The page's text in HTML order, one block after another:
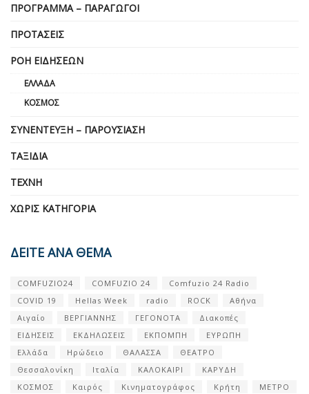
ΠΡΌΓΡΑΜΜΑ – ΠΑΡΑΓΩΓΟΊ
ΠΡΟΤΆΣΕΙΣ
ΡΟΉ ΕΙΔΉΣΕΩΝ
ΕΛΛΆΔΑ
ΚΌΣΜΟΣ
ΣΥΝΈΝΤΕΥΞΗ – ΠΑΡΟΥΣΊΑΣΗ
ΤΑΞΊΔΙΑ
ΤΈΧΝΗ
ΧΩΡΊΣ ΚΑΤΗΓΟΡΊΑ
ΔΕΙΤΕ ΑΝΑ ΘΕΜΑ
COMFUZIO24 COMFUZIO 24
Comfuzio 24 Radio
COVID 19
Hellas Week radio ROCK
Αθήνα
Αιγαίο
ΒΕΡΓΙΑΝΝΗΣ ΓΕΓΟΝΟΤΑ
Διακοπές
ΕΙΔΗΣΕΙΣ
ΕΚΔΗΛΩΣΕΙΣ ΕΚΠΟΜΠΗ
ΕΥΡΩΠΗ
Ελλάδα
Ηρώδειο ΘΑΛΑΣΣΑ
ΘΕΑΤΡΟ
Θεσσαλονίκη
Ιταλία ΚΑΛΟΚΑΙΡΙ
ΚΑΡΥΔΗ
ΚΟΣΜΟΣ
Καιρός Κινηματογράφος Κρήτη ΜΕΤΡΟ